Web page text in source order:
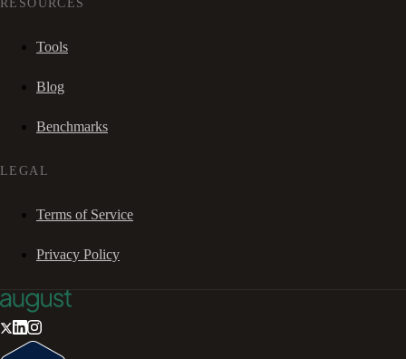
RESOURCES
Tools
Blog
Benchmarks
LEGAL
Terms of Service
Privacy Policy